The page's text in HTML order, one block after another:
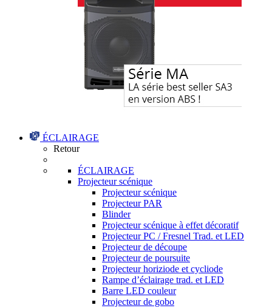
ÉCLAIRAGE
Retour
ÉCLAIRAGE
Projecteur scénique
Projecteur scénique
Projecteur PAR
Blinder
Projecteur scénique à effet décoratif
Projecteur PC / Fresnel Trad. et LED
Projecteur de découpe
Projecteur de poursuite
Projecteur horiziode et cycliode
Rampe d’éclairage trad. et LED
Barre LED couleur
Projecteur de gobo